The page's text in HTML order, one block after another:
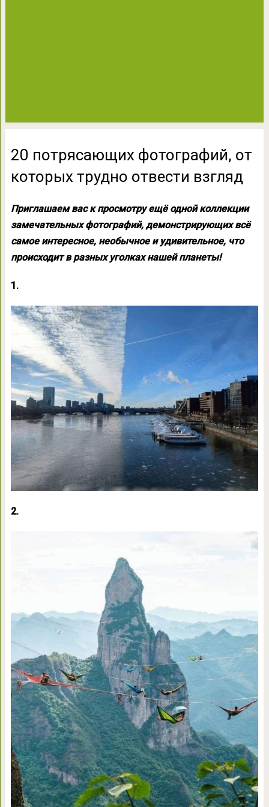
20 потрясающих фотографий, от
которых трудно отвести взгляд
Приглашаем вас к просмотру ещё одной коллекции
замечательных фотографий, демонстрирующих всё
самое интересное, необычное и удивительное, что
происходит в разных уголках нашей планеты!
1.
2.